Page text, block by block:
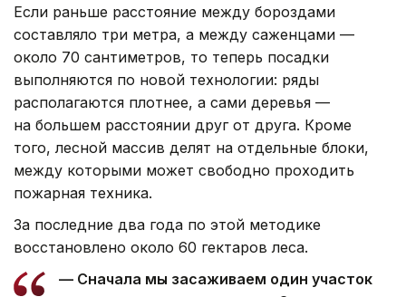
Если раньше расстояние между бороздами
составляло три метра, а между саженцами —
около 70 сантиметров, то теперь посадки
выполняются по новой технологии: ряды
располагаются плотнее, а сами деревья —
на большем расстоянии друг от друга. Кроме
того, лесной массив делят на отдельные блоки,
между которыми может свободно проходить
пожарная техника.
За последние два года по этой методике
восстановлено около 60 гектаров леса.
— Сначала мы засаживаем один участок